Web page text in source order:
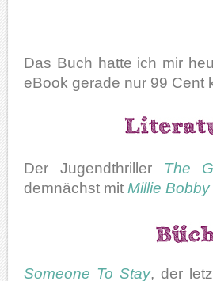
Das Buch hatte ich mir
eBook gerade nur 99 Cent
Der Jugendthriller The
demnächst mit Millie
Someone To Stay, der